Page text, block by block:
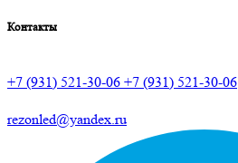
Контакты
+7 (931) 521-30-06 +7 (931) 521-30-06
rezonled@yandex.ru